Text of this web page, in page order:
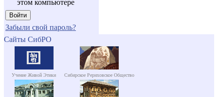
этом компьютере
Забыли свой пароль?
Сайты СибРО
Учение Живой Этики Сибирское Рериховское Общество